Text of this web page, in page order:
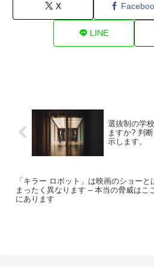
X
LINE
選抜制の学
ますか? 判
示します。
「キラー ロボット」は映画のショーと
まったく異なります – 本当の脅威はこ
にあります